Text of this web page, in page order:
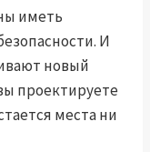
иметь
И
новый
проектируете
места ни